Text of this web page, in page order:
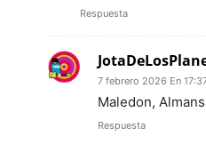
Respuesta
7 febrero 2026 En
Maledon,
Respuesta